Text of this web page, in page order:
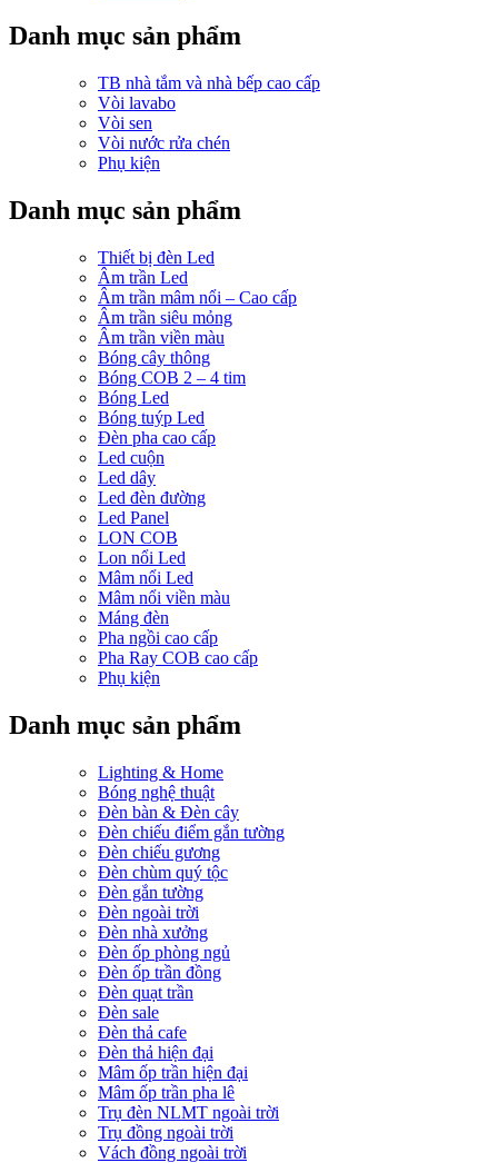
Danh mục sản phẩm
TB nhà tắm và nhà bếp cao cấp
Vòi lavabo
Vòi sen
Vòi nước rửa chén
Phụ kiện
Danh mục sản phẩm
Thiết bị đèn Led
Âm trần Led
Âm trần mâm nổi – Cao cấp
Âm trần siêu mỏng
Âm trần viền màu
Bóng cây thông
Bóng COB 2 – 4 tim
Bóng Led
Bóng tuýp Led
Đèn pha cao cấp
Led cuộn
Led dây
Led đèn đường
Led Panel
LON COB
Lon nổi Led
Mâm nổi Led
Mâm nổi viền màu
Máng đèn
Pha ngồi cao cấp
Pha Ray COB cao cấp
Phụ kiện
Danh mục sản phẩm
Lighting & Home
Bóng nghệ thuật
Đèn bàn & Đèn cây
Đèn chiếu điểm gắn tường
Đèn chiếu gương
Đèn chùm quý tộc
Đèn gắn tường
Đèn ngoài trời
Đèn nhà xưởng
Đèn ốp phòng ngủ
Đèn ốp trần đồng
Đèn quạt trần
Đèn sale
Đèn thả cafe
Đèn thả hiện đại
Mâm ốp trần hiện đại
Mâm ốp trần pha lê
Trụ đèn NLMT ngoài trời
Trụ đồng ngoài trời
Vách đồng ngoài trời